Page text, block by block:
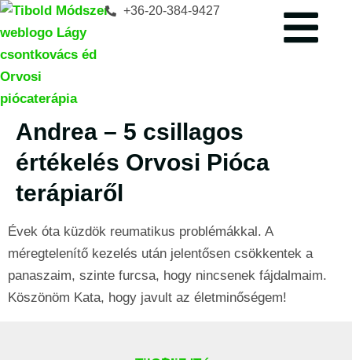
+36-20-384-9427
Andrea – 5 csillagos
értékelés Orvosi Pióca
terápiaről
Évek óta küzdök reumatikus problémákkal. A
méregtelenítő kezelés után jelentősen csökkentek a
panaszaim, szinte furcsa, hogy nincsenek fájdalmaim.
Köszönöm Kata, hogy javult az életminőségem!